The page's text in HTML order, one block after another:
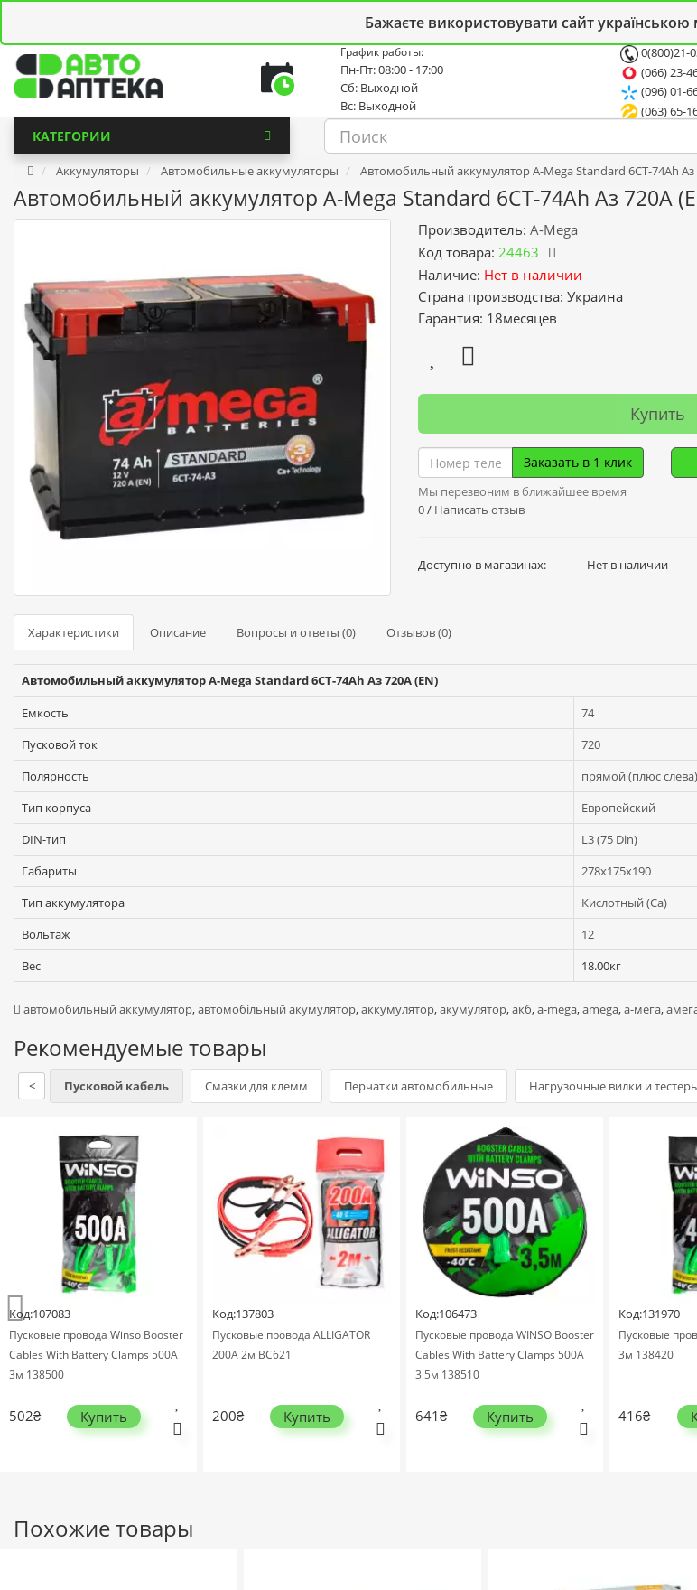
Бажаєте використовувати сайт
Новостной блог Опт СТО
График работы:
Пн-Пт: 08:00 - 17:00
Сб: Выходной
Вс: Выходной
0(800)21-
(066) 23-
(096) 01-
(063) 65-
КАТЕГОРИИ
Аккумуляторы Автомобильные аккумуляторы Автомобильный аккумулятор A-Mega Standard 6СТ-74Ah Аз
Автомобильный аккумулятор A-Mega Standard 6СТ-74Ah Аз 720A
Производитель: A-Mega
Код товара: 24463
Наличие: Нет в наличии
Страна производства: Украина
Гарантия: 18месяцев
Купить
Заказать в 1 клик
Мы перезвоним в ближайшее время
0/ Написать отзыв
Доступно в магазинах: Нет в наличии
Характеристики Описание Вопросы и ответы (0) Отзывов (0)
Автомобильный аккумулятор A-Mega Standard 6СТ-74Ah Аз 720A (EN)
Емкость
74
Пусковой ток
720
Полярность
прямой (плюс слева)
Тип корпуса
Европейский
DIN-тип
L3 (75 Din)
Габариты
278x175x190
Тип аккумулятора
Кислотный (Ca)
Вольтаж
12
Вес
18.00кг
автомобильный аккумулятор,автомобільный акумулятор,аккумулятор,акумулятор,акб,a-mega,amega,а-мега,
Рекомендуемые товары
< Пусковой кабель Смазки для клемм Перчатки автомобильные Нагрузочные вилки и
Код:107083
Пусковые провода Winso Booster
Cables With Battery Clamps 500А
3м 138500
502₴ Купить
Код:137803
Пусковые провода ALLIGATOR
200A 2м BC621
200₴ Купить
Код:106473
Пусковые провода WINSO Booster
Cables With Battery Clamps 500А
3,5м 138510
641₴ Купить
Код:131970
Пусковые
3м 138420
416₴
Похожие товары